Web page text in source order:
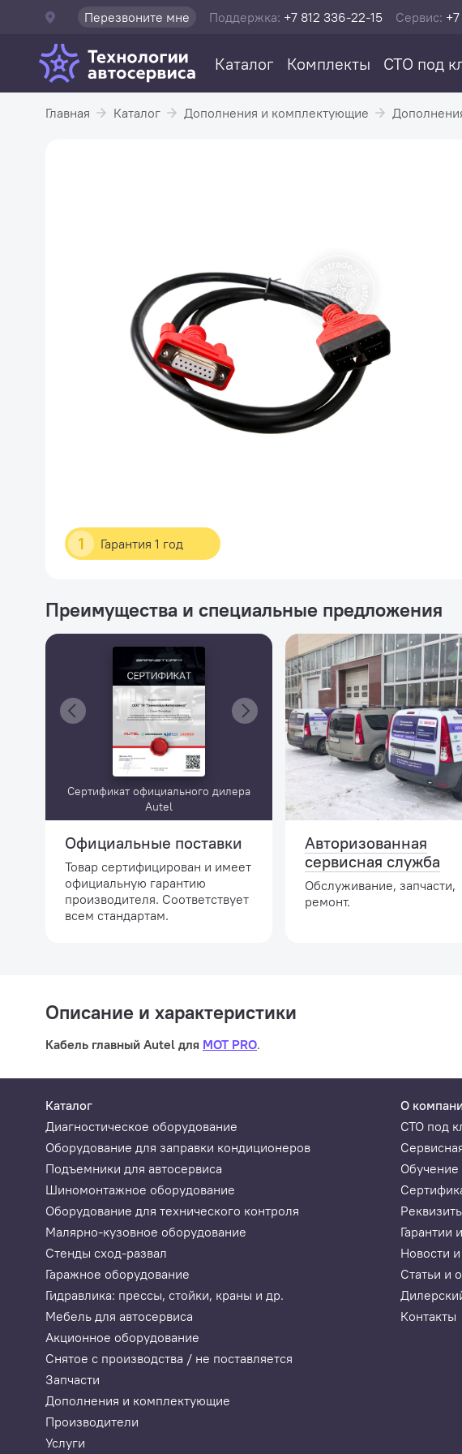
Перезвоните мне Поддержка: +7 812 336-22-15 Сервис:
Каталог Комплекты СТО под
Главная Каталог Дополнения и комплектующие
1 Гарантия 1 год
Преимущества и специальные предложения
Сертификат официального дилера
Autel
Официальные поставки
Товар сертифицирован и имеет
официальную гарантию
производителя. Соответствует
всем стандартам.
Авторизованная
сервисная служба
Обслуживание, запчасти,
ремонт.
Описание и характеристики
Кабель главный Autel для MOT PRO.
Каталог
Диагностическое оборудование
Оборудование для заправки кондиционеров
Подъемники для автосервиса
Шиномонтажное оборудование
Оборудование для технического контроля
Малярно-кузовное оборудование
Стенды сход-развал
Гаражное оборудование
Гидравлика: прессы, стойки, краны и др.
Мебель для автосервиса
Акционное оборудование
Снятое с производства / не поставляется
Запчасти
Дополнения и комплектующие
Производители
Услуги
О
СТО под
Обучение
Гарантии
Новости
Статьи и
Контакты